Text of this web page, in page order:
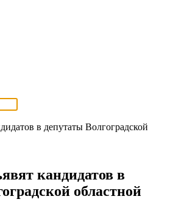
в депутаты Волгоградской
кандидатов в
областной